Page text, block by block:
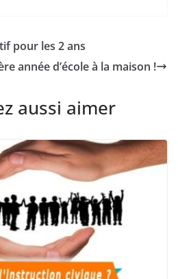
pour les 2 ans
année d’école à la maison !
aussi aimer